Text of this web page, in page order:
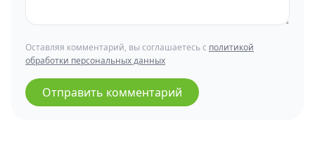
Оставляя комментарий, вы соглашаетесь с политикой
обработки персональных данных
Отправить комментарий